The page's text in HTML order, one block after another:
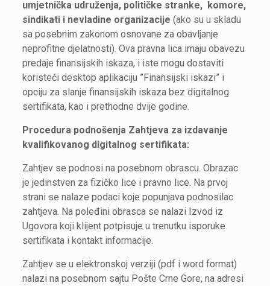
umjetnička udruženja, političke stranke, komore,
sindikati i nevladine organizacije(ako su u skladu
sa posebnim zakonom osnovane za obavljanje
neprofitne djelatnosti). Ova pravna lica imaju obavezu
predaje finansijskih iskaza, i iste mogu dostaviti
koristeći desktop aplikaciju ”Finansijski iskazi” i
opciju za slanje finansijskih iskaza bez digitalnog
sertifikata, kao i prethodne dvije godine.
Procedura podnošenja Zahtjeva za izdavanje
kvalifikovanog digitalnog sertifikata:
Zahtjev se podnosi na posebnom obrascu. Obrazac
je jedinstven za fizičko lice i pravno lice. Na prvoj
strani se nalaze podaci koje popunjava podnosilac
zahtjeva. Na poleđini obrasca se nalazi Izvod iz
Ugovora koji klijent potpisuje u trenutku isporuke
sertifikata i kontakt informacije.
Zahtjev se u elektronskoj verziji (pdf i word format)
nalazi na posebnom sajtu Pošte Crne Gore, na adresi